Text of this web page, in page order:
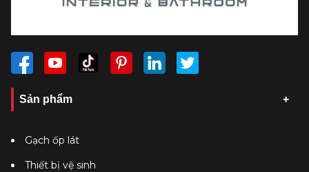
Sản phẩm
Gạch ốp lát
Thiết bị vệ sinh